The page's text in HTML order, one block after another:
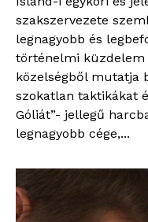
szakszervezete
legnagyobb és
történelmi küzdelem
közelségből mutatja
szokatlan taktikákat
Góliát”- jellegű
legnagyobb cége,...